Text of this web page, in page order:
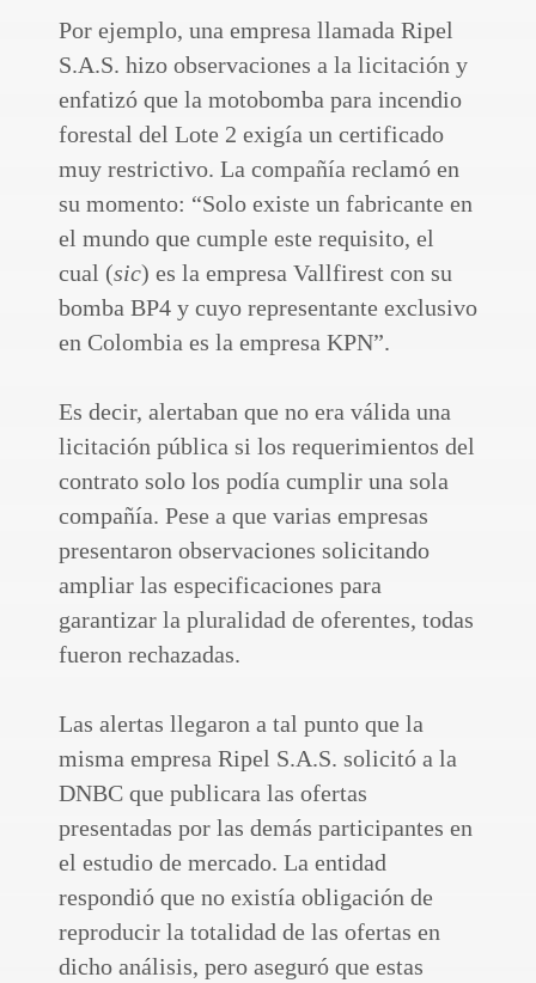
Por ejemplo, una empresa llamada Ripel
S.A.S. hizo observaciones a la licitación y
enfatizó que la motobomba para incendio
forestal del Lote 2 exigía un certificado
muy restrictivo. La compañía reclamó en
su momento: “Solo existe un fabricante en
el mundo que cumple este requisito, el
cual (sic) es la empresa Vallfirest con su
bomba BP4 y cuyo representante exclusivo
en Colombia es la empresa KPN”.
Es decir, alertaban que no era válida una
licitación pública si los requerimientos del
contrato solo los podía cumplir una sola
compañía. Pese a que varias empresas
presentaron observaciones solicitando
ampliar las especificaciones para
garantizar la pluralidad de oferentes, todas
fueron rechazadas.
Las alertas llegaron a tal punto que la
misma empresa Ripel S.A.S. solicitó a la
DNBC que publicara las ofertas
presentadas por las demás participantes en
el estudio de mercado. La entidad
respondió que no existía obligación de
reproducir la totalidad de las ofertas en
dicho análisis, pero aseguró que estas